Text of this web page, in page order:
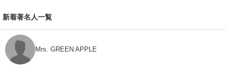
新着著名人一覧
Mrs. GREEN APPLE